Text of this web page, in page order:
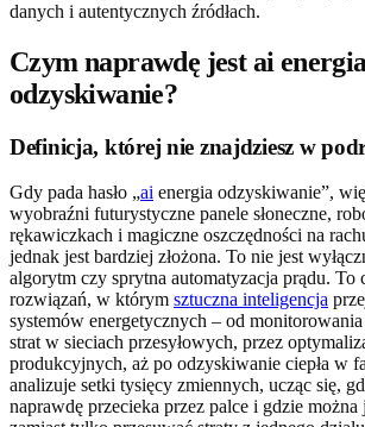
danych i autentycznych źródłach.
Czym naprawdę jest ai energia
odzyskiwanie?
Definicja, której nie znajdziesz w
Gdy pada hasło „ai energia odzyskiwanie”,
wyobraźni futurystyczne panele słoneczne,
rękawiczkach i magiczne oszczędności na
jednak jest bardziej złożona. To nie jest
algorytm czy sprytna automatyzacja prądu. To
rozwiązań, w którym sztuczna inteligencja
systemów energetycznych – od
strat w sieciach przesyłowych, przez
produkcyjnych, aż po odzyskiwanie ciepła w
analizuje setki tysięcy zmiennych, ucząc się,
naprawdę przecieka przez palce i gdzie można